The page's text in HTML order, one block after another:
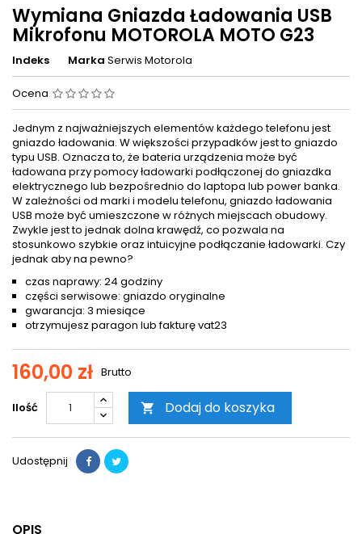
Wymiana Gniazda Ładowania USB
Mikrofonu MOTOROLA MOTO G23
Indeks Marka Serwis Motorola
Ocena
Jednym z najważniejszych elementów każdego telefonu jest
gniazdo ładowania. W większości przypadków jest to gniazdo
typu USB. Oznacza to, że bateria urządzenia może być
ładowana przy pomocy ładowarki podłączonej do gniazdka
elektrycznego lub bezpośrednio do laptopa lub power banka.
W zależności od marki i modelu telefonu, gniazdo ładowania
USB może być umieszczone w różnych miejscach obudowy.
Zwykle jest to jednak dolna krawędź, co pozwala na
stosunkowo szybkie oraz intuicyjne podłączanie ładowarki. Czy
jednak aby na pewno?
czas naprawy: 24 godziny
części serwisowe: gniazdo oryginalne
gwarancja: 3 miesiące
otrzymujesz paragon lub fakturę vat23
160,00 zł Brutto
Ilość  Dodaj do koszyka
Udostępnij
OPIS